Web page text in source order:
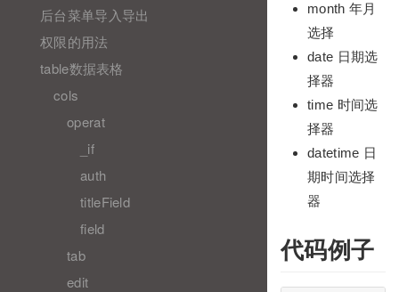
后台菜单导入导出
权限的用法
table数据表格
cols
operat
_if
auth
titleField
field
tab
edit
month 年月
选择
date 日期选
择器
time 时间选
择器
datetime 日
期时间选择
器
代码例子